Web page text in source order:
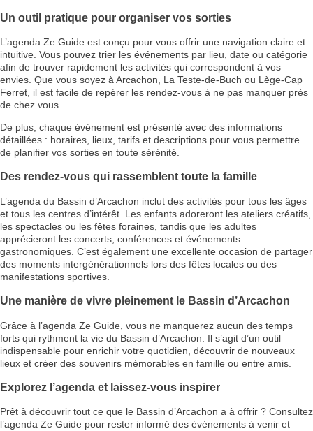
Un outil pratique pour organiser vos sorties
L’agenda Ze Guide est conçu pour vous offrir une navigation claire et
intuitive. Vous pouvez trier les événements par lieu, date ou catégorie
afin de trouver rapidement les activités qui correspondent à vos
envies. Que vous soyez à Arcachon, La Teste-de-Buch ou Lège-Cap
Ferret, il est facile de repérer les rendez-vous à ne pas manquer près
de chez vous.
De plus, chaque événement est présenté avec des informations
détaillées : horaires, lieux, tarifs et descriptions pour vous permettre
de planifier vos sorties en toute sérénité.
Des rendez-vous qui rassemblent toute la famille
L’agenda du Bassin d’Arcachon inclut des activités pour tous les âges
et tous les centres d’intérêt. Les enfants adoreront les ateliers créatifs,
les spectacles ou les fêtes foraines, tandis que les adultes
apprécieront les concerts, conférences et événements
gastronomiques. C’est également une excellente occasion de partager
des moments intergénérationnels lors des fêtes locales ou des
manifestations sportives.
Une manière de vivre pleinement le Bassin d’Arcachon
Grâce à l’agenda Ze Guide, vous ne manquerez aucun des temps
forts qui rythment la vie du Bassin d’Arcachon. Il s’agit d’un outil
indispensable pour enrichir votre quotidien, découvrir de nouveaux
lieux et créer des souvenirs mémorables en famille ou entre amis.
Explorez l’agenda et laissez-vous inspirer
Prêt à découvrir tout ce que le Bassin d’Arcachon a à offrir ? Consultez
l’agenda Ze Guide pour rester informé des événements à venir et